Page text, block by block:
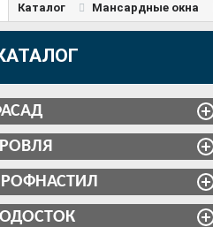
Каталог Мансардные окна